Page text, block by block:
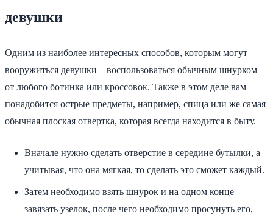
девушки
Одним из наиболее интересных способов, которым могут
вооружиться девушки – воспользоваться обычным шнурком
от любого ботинка или кроссовок. Также в этом деле вам
понадобится острые предметы, например, спица или же самая
обычная плоская отвертка, которая всегда находится в быту.
Вначале нужно сделать отверстие в середине бутылки, а
учитывая, что она мягкая, то сделать это сможет каждый.
Затем необходимо взять шнурок и на одном конце
завязать узелок, после чего необходимо просунуть его,